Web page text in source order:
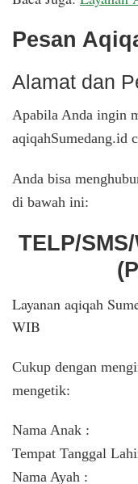
Pesan
Alamat dan
Apabila Anda ingin
aqiqahSumedang.id
Anda bisa
di bawah ini:
TELP/
(
Layanan aqiqah
WIB
Cukup dengan
mengetik:
Nama Anak :
Tempat Tanggal
Nama Ayah :